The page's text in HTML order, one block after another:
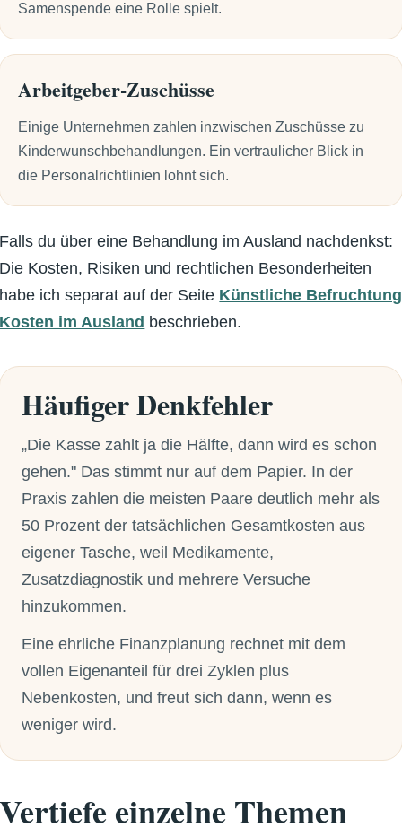
Samenspende eine Rolle spielt.
Arbeitgeber-Zuschüsse
Einige Unternehmen zahlen inzwischen Zuschüsse zu
Kinderwunschbehandlungen. Ein vertraulicher Blick in
die Personalrichtlinien lohnt sich.
Falls du über eine Behandlung im Ausland nachdenkst:
Die Kosten, Risiken und rechtlichen Besonderheiten
habe ich separat auf der Seite Künstliche Befruchtung
Kosten im Ausland beschrieben.
Häufiger Denkfehler
„Die Kasse zahlt ja die Hälfte, dann wird es schon
gehen." Das stimmt nur auf dem Papier. In der
Praxis zahlen die meisten Paare deutlich mehr als
50 Prozent der tatsächlichen Gesamtkosten aus
eigener Tasche, weil Medikamente,
Zusatzdiagnostik und mehrere Versuche
hinzukommen.
Eine ehrliche Finanzplanung rechnet mit dem
vollen Eigenanteil für drei Zyklen plus
Nebenkosten, und freut sich dann, wenn es
weniger wird.
Vertiefe einzelne Themen